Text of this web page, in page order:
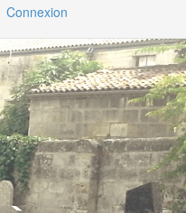
Connexion